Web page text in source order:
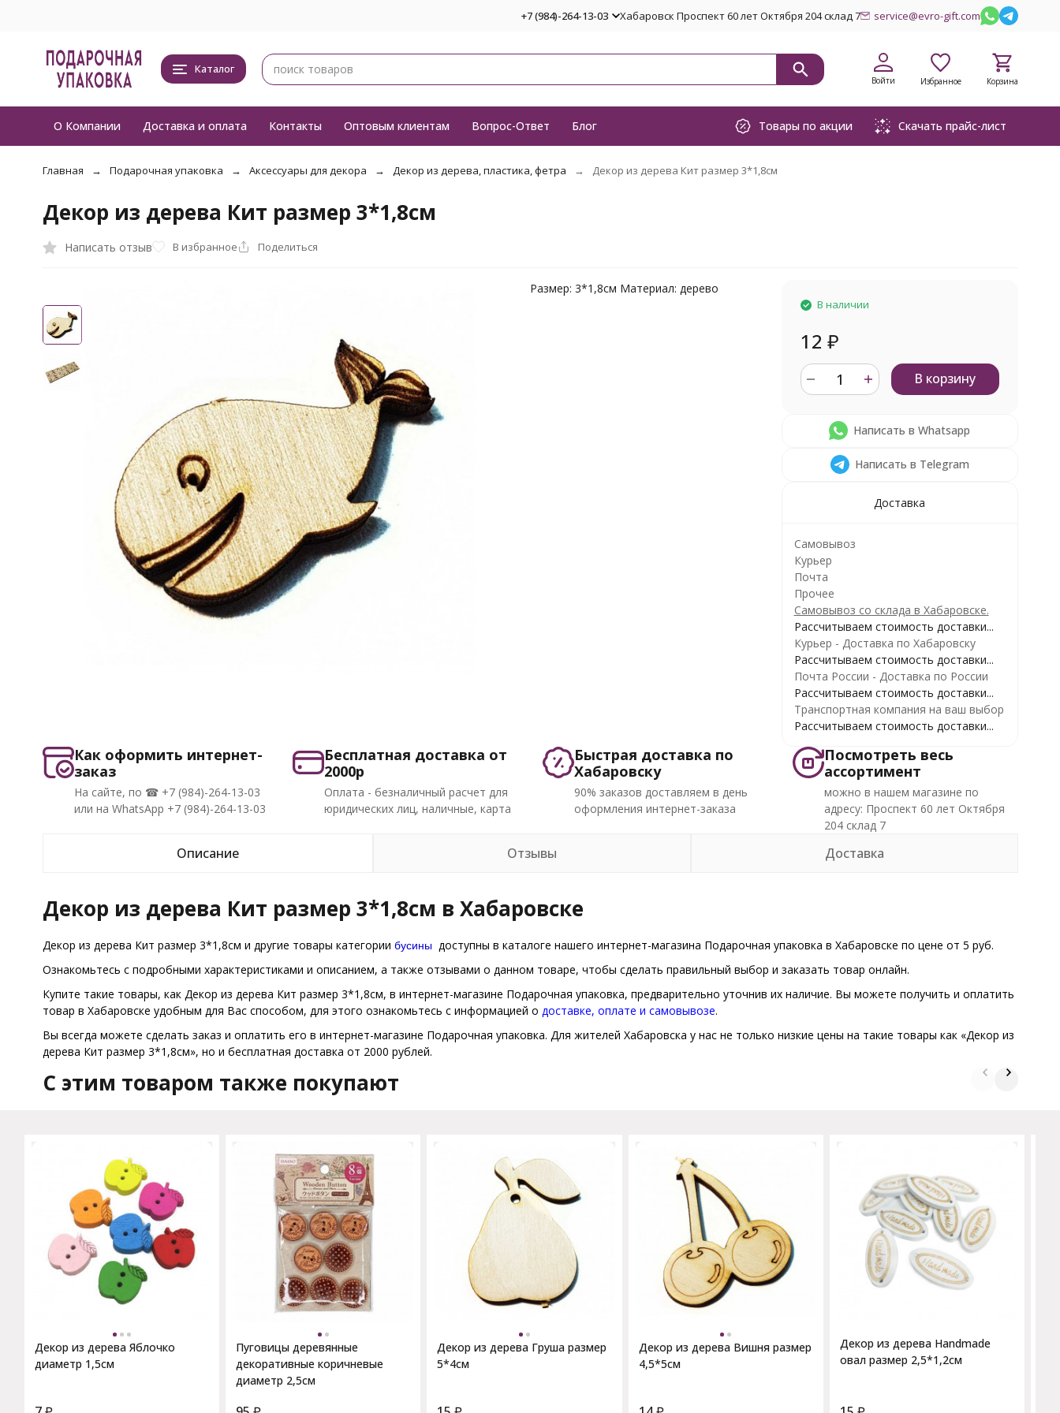
+7 (984)-264-13-03 Хабаровск Проспект 60 лет Октября 204 склад 7 service@evro-gift.com
Каталог
Войти Избранное Корзина
О Компании Доставка и оплата Контакты Оптовым клиентам Вопрос-Ответ Блог Товары по акции Скачать прайс-лист
Главная Подарочная упаковка Аксессуары для декора Декор из дерева, пластика, фетра Декор из дерева Кит размер 3*1,8см
Декор из дерева Кит размер 3*1,8см
Написать отзыв В избранное Поделиться
Размер: 3*1,8см Материал: дерево
В наличии
12 ₽
В корзину
Написать в Whatsapp
Написать в Telegram
Доставка
Самовывоз
Курьер
Почта
Прочее
Самовывоз со склада в Хабаровске.
Рассчитываем стоимость доставки...
Курьер - Доставка по Хабаровску
Рассчитываем стоимость доставки...
Почта России - Доставка по России
Рассчитываем стоимость доставки...
Транспортная компания на ваш выбор
Рассчитываем стоимость доставки...
Как оформить интернет-
заказ
На сайте, по ☎ +7 (984)-264-13-03
или на WhatsApp +7 (984)-264-13-03
Бесплатная доставка от
2000р
Оплата - безналичный расчет для
юридических лиц, наличные, карта
Быстрая доставка по
Хабаровску
90% заказов доставляем в день
оформления интернет-заказа
Посмотреть весь
ассортимент
можно в нашем магазине по
адресу: Проспект 60 лет Октября
204 склад 7
Описание Отзывы Доставка
Декор из дерева Кит размер 3*1,8см в Хабаровске
Декор из дерева Кит размер 3*1,8см и другие товары категории бусиныдоступны в каталоге нашего интернет-магазина Подарочная упаковка в Хабаровске по цене от 5 руб.
Ознакомьтесь с подробными характеристиками и описанием, а также отзывами о данном товаре, чтобы сделать правильный выбор и заказать товар онлайн.
Купите такие товары, как Декор из дерева Кит размер 3*1,8см, в интернет-магазине Подарочная упаковка, предварительно уточнив их наличие. Вы можете получить и оплатить
товар в Хабаровске удобным для Вас способом, для этого ознакомьтесь с информацией о доставке, оплате и самовывозе.
Вы всегда можете сделать заказ и оплатить его в интернет-магазине Подарочная упаковка. Для жителей Хабаровска у нас не только низкие цены на такие товары как «Декор из
дерева Кит размер 3*1,8см», но и бесплатная доставка от 2000 рублей.
C этим товаром также покупают
Декор из дерева Яблочко
диаметр 1,5см
Пуговицы деревянные
декоративные коричневые
диаметр 2,5см
Декор из дерева Груша размер
5*4см
Декор из дерева Вишня размер
4,5*5см
Декор из дерева Handmade
овал размер 2,5*1,2см